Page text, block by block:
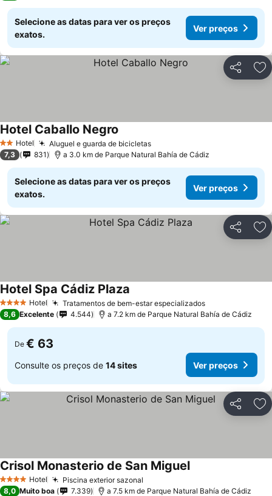
Selecione as datas para ver os preços
exatos.
Ver preços
Partilhar
2 Estrelas
Hotel Aluguel e guarda de bicicletas
Hotel Caballo Negro
7,3 831 a 3.0 km de Parque Natural Bahía de Cádiz
Selecione as datas para ver os preços
exatos.
Ver preços
Partilhar
4 EstrelasHotel Tratamentos de bem-estar especializados
Hotel Spa Cádiz Plaza
8,6 Excelente 4.544 a 7.2 km de Parque Natural Bahía de Cádiz
De € 63
Consulte os preços de 14 sites Ver preços
Partilhar
4 EstrelasHotel Piscina exterior sazonal
Crisol Monasterio de San Miguel
8,0 Muito boa 7.339 a 7.5 km de Parque Natural Bahía de Cádiz